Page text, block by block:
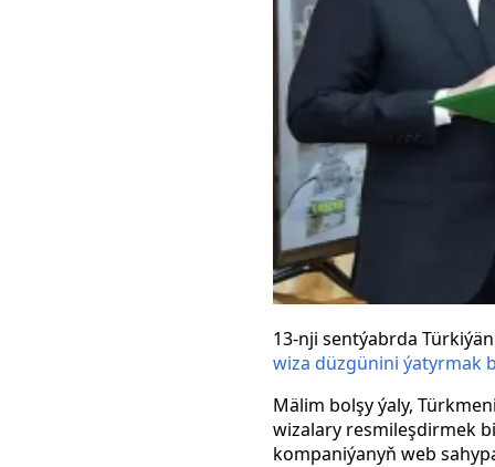
13-nji sentýabrda
wiza düzgünini ýatyrmak
Mälim bolşy ýaly,
wizalary resmileşdirmek
kompaniýanyň web